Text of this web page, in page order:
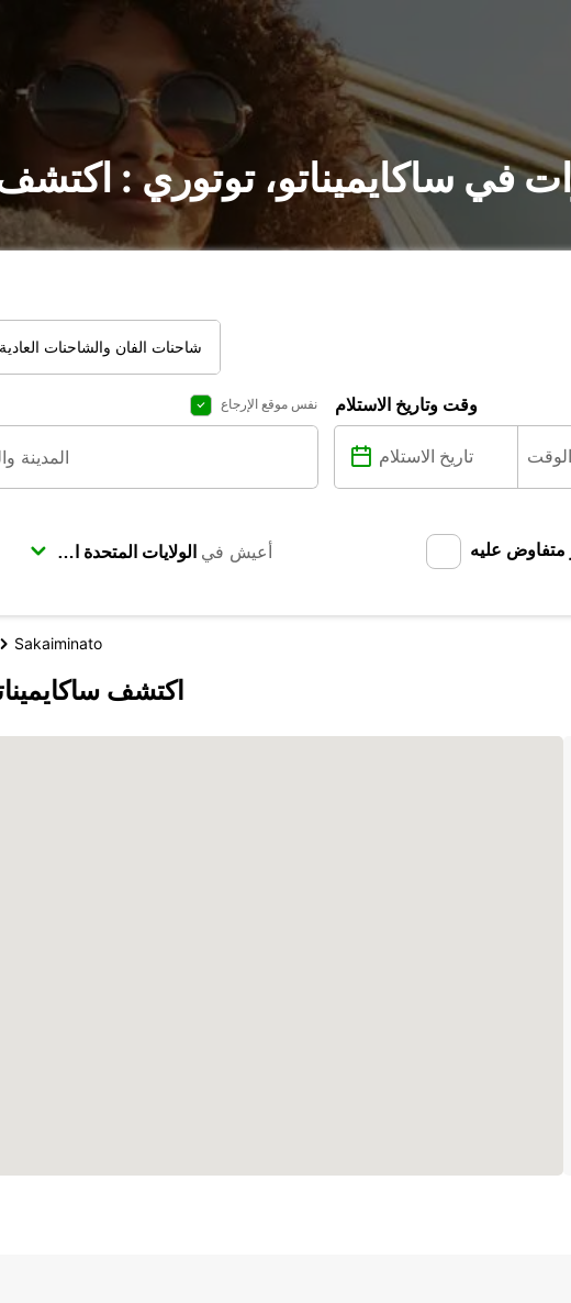
في ساكايميناتو، توتوري :
شاحنات الفان والشاحنات العادية
نفس موقع الإرجاع وقت وتاريخ الاستلام
أعيش في عليه
Sakaiminato
اكتشف